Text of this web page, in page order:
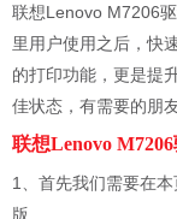
联想Lenovo M7206
里用户使用之后，快
的打印功能，更是提
佳状态，有需要的朋
联想Lenovo
1、首先我们需要在
版